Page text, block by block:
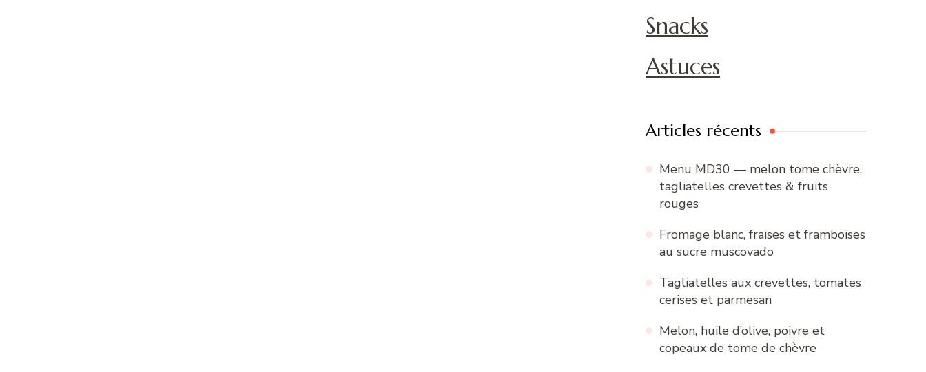
Snacks
Astuces
Articles récents
Menu MD30 — melon tome chèvre,
tagliatelles crevettes & fruits
rouges
Fromage blanc, fraises et framboises
au sucre muscovado
Tagliatelles aux crevettes, tomates
cerises et parmesan
Melon, huile d’olive, poivre et
copeaux de tome de chèvre